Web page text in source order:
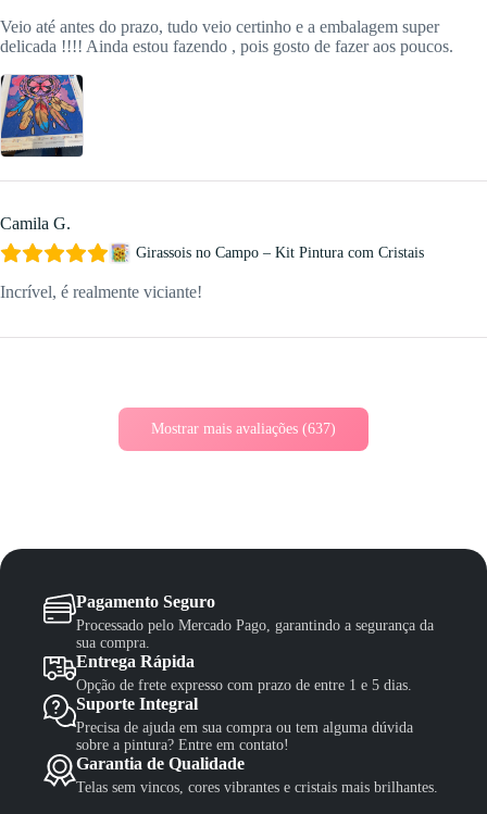
Veio até antes do prazo, tudo veio certinho e a embalagem super
delicada !!!! Ainda estou fazendo , pois gosto de fazer aos poucos.
Camila G.
Girassois no Campo – Kit Pintura com Cristais
Incrível, é realmente viciante!
Mostrar mais avaliações (637)
Pagamento Seguro
Processado pelo Mercado Pago, garantindo a segurança da
sua compra.
Entrega Rápida
Opção de frete expresso com prazo de entre 1 e 5 dias.
Suporte Integral
Precisa de ajuda em sua compra ou tem alguma dúvida
sobre a pintura? Entre em contato!
Garantia de Qualidade
Telas sem vincos, cores vibrantes e cristais mais brilhantes.